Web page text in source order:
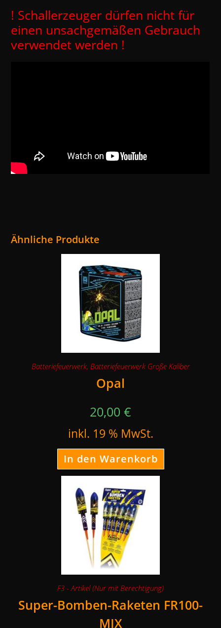
! Schallerzeuger dürfen nicht für
einen unsachgemäßen Gebrauch
verwendet werden !
Ähnliche Produkte
Batteriefeuerwerk, Batteriefeuerwerk Große Kaliber
Opal
20,00 €
inkl. 19 % MwSt.
In den Warenkorb
F3 - Artikel (Nur mit Berechtigung)
Super-Bomben-Raketen FR100-
MIX